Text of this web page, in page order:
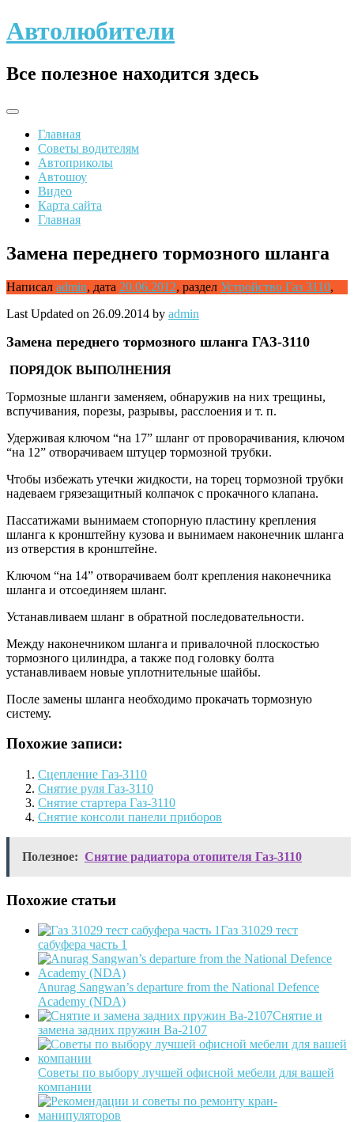
Skip
to
Автолюбители
Все полезное находится здесь
Главная
Советы водителям
Автоприколы
Автошоу
Видео
Карта сайта
Главная
Замена переднего тормозного шланга
Написал admin, дата 20.06.2012, раздел Устройство Газ 3110,
Last Updated on 26.09.2014 by admin
Замена переднего тормозного шланга ГАЗ-3110
ПОРЯДОК ВЫПОЛНЕНИЯ
Тормозные шланги заменяем, обнаружив на них трещины,
вспучивания, порезы, разрывы, расслоения и т. п.
Удерживая ключом “на 17” шланг от проворачивания, ключом
“на 12” отворачиваем штуцер тормозной трубки.
Чтобы избежать утечки жидкости, на торец тормозной трубки
надеваем грязезащитный колпачок с прокачного клапана.
Пассатижами вынимаем стопорную пластину крепления
шланга к кронштейну кузова и вынимаем наконечник шланга
из отверстия в кронштейне.
Ключом “на 14” отворачиваем болт крепления наконечника
шланга и отсоединяем шланг.
Устанавливаем шланг в обратной последовательности.
Между наконечником шланга и привалочной плоскостью
тормозного цилиндра, а также под головку болта
устанавливаем новые уплотнительные шайбы.
После замены шланга необходимо прокачать тормозную
систему.
Похожие записи:
Сцепление Газ-3110
Снятие руля Газ-3110
Снятие стартера Газ-3110
Снятие консоли панели приборов
Полезное: Снятие радиатора отопителя Газ-3110
Похожие статьи
Газ 31029 тест
сабуфера часть 1
Anurag Sangwan’s departure from the National Defence
Academy (NDA)
Снятие и
замена задних пружин Ва-2107
Советы по выбору лучшей офисной мебели для вашей
компании